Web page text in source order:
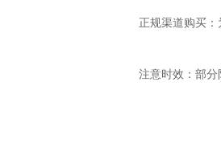
正规渠道购买
注意时效：部分